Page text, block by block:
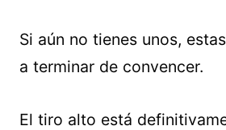
Si aún no tienes unos,
a terminar de convencer.
El tiro alto está